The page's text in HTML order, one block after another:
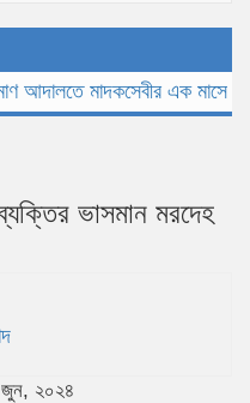
মাদকসেবীর এক মাসের
ভাসমান মরদেহ
জুন, ২০২৪